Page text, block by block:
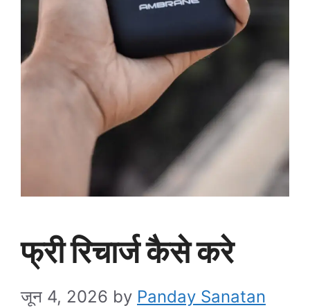
फ्री रिचार्ज कैसे करे
जून 4, 2026 by Panday Sanatan